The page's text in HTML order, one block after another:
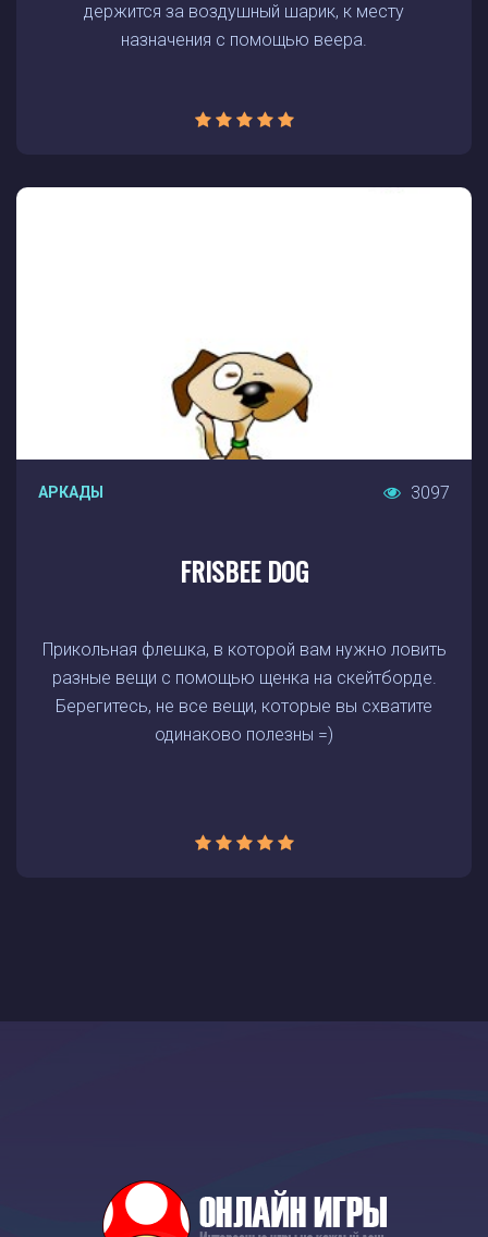
держится за воздушный шарик, к месту
назначения с помощью веера.
АРКАДЫ 3097
FRISBEE DOG
Прикольная флешка, в которой вам нужно ловить
разные вещи с помощью щенка на скейтборде.
Берегитесь, не все вещи, которые вы схватите
одинаково полезны =)